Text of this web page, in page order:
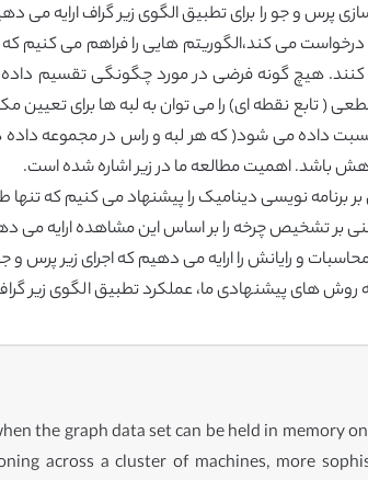
سازی پرس و جو را برای تطبیق الگوی زیر گراف
می کند،الگوریتم هایی را فراهم می کنیم
کنند. هیچ گونه فرضی در مورد چگونگی تقسیم
( تابع نقطه ای) را می توان به لبه ها برای تعیین
نسبت داده می شود( که هر لبه و راس در مجموعه
باشد. اهمیت مطالعه ما در زیر اشاره شده است.
برنامه نویسی دینامیک را پیشنهاد می کنیم که
بر تشخیص چرخه را بر اساس این مشاهده ارایه
و رایانش را ارایه می دهیم که اجرای زیر
های پیشنهادی ما، عملکرد تطبیق الگوی زیر
the graph data set can be held in memory
across a cluster of machines, more